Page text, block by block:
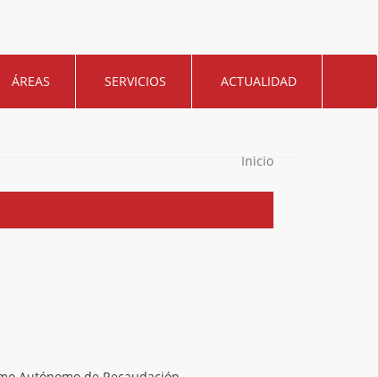
ÁREAS SERVICIOS ACTUALIDAD
Inicio